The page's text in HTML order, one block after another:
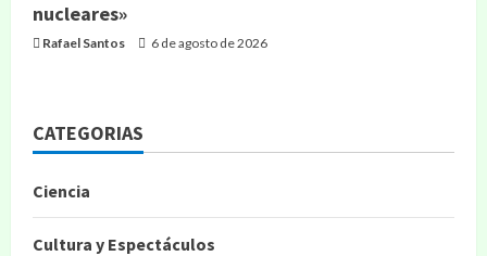
nucleares»
Rafael Santos 6 de agosto de 2026
CATEGORIAS
Ciencia
Cultura y Espectáculos